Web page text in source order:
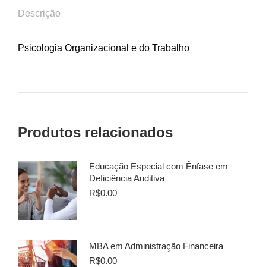
Descrição
Psicologia Organizacional e do Trabalho
Produtos relacionados
Educação Especial com Ênfase em
Deficiência Auditiva
R$0.00
MBA em Administração Financeira
R$0.00